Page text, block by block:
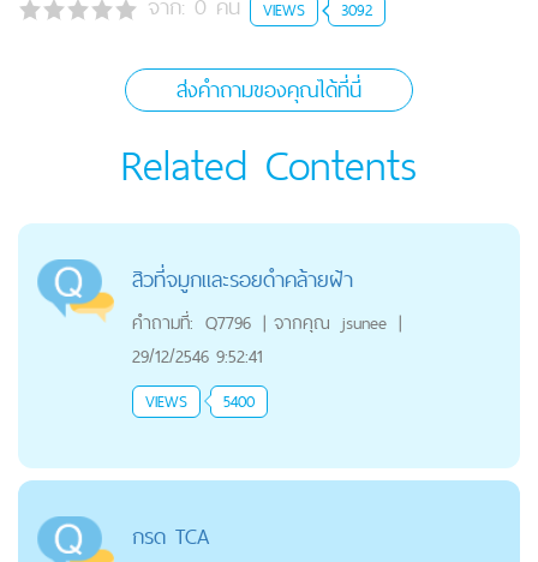
VIEWS 3092
ส่งคำถามของคุณได้ที่นี่
Related Contents
สิวที่จมูกและรอยดำคล้ายฝ้า
คำถามที่: Q7796 | จากคุณ jsunee |
29/12/2546 9:52:41
VIEWS 5400
กรด TCA